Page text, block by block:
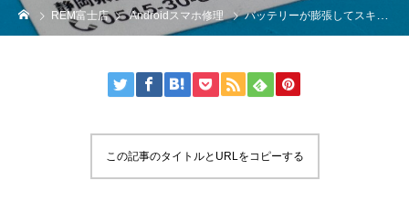
REM富士店 Androidスマホ修理 バッテリーが膨張してスキマが出来て、充電しても電源が入らないGoogle Pixel7aバッテリー交換修理
この記事のタイトルとURLをコピーする